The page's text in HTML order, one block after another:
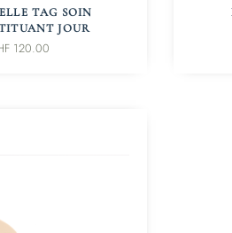
TAG SOIN
JOUR
120.00